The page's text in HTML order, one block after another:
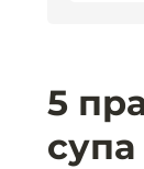
5
супа